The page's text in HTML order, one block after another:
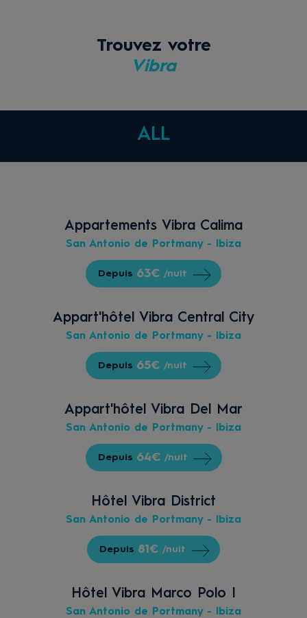
Trouvez votre
Vibra
ALL
Appartements Vibra Calima
San Antonio de Portmany - Ibiza
Depuis 63€ /nuit
Appart'hôtel Vibra Central City
San Antonio de Portmany - Ibiza
Depuis 65€ /nuit
Appart'hôtel Vibra Del Mar
San Antonio de Portmany - Ibiza
Depuis 64€ /nuit
Hôtel Vibra District
San Antonio de Portmany - Ibiza
Depuis 81€ /nuit
Hôtel Vibra Marco Polo I
San Antonio de Portmany - Ibiza